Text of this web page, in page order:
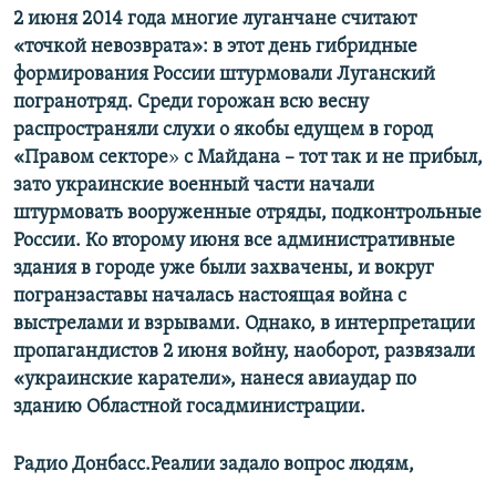
2 июня 2014 года многие луганчане считают
«точкой невозврата»: в этот день гибридные
формирования России штурмовали Луганский
погранотряд. Среди горожан всю весну
распространяли слухи о якобы едущем в город
«Правом секторе» с Майдана – тот так и не прибыл,
зато украинские военный части начали
штурмовать вооруженные отряды, подконтрольные
России. Ко второму июня все административные
здания в городе уже были захвачены, и вокруг
погранзаставы началась настоящая война с
выстрелами и взрывами. Однако, в интерпретации
пропагандистов 2 июня войну, наоборот, развязали​
«украинские каратели», нанеся авиаудар по
зданию Областной госадминистрации.
Радио Донбасс.Реалии задало вопрос людям,